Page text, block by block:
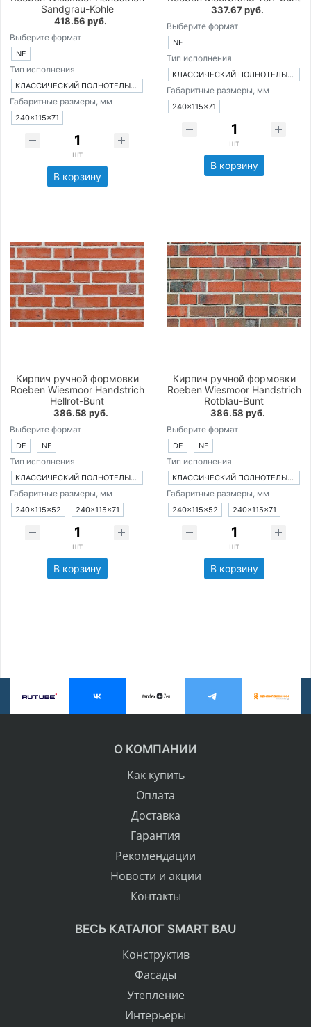
Sandgrau-Kohle
418.56 руб.
Выберите формат
NF
Тип исполнения
КЛАССИЧЕСКИЙ ПОЛНОТЕЛЫЙ КИРПИЧ
Габаритные размеры, мм
240×115×71
шт
В корзину
337.67 руб.
Выберите формат
NF
Тип исполнения
КЛАССИЧЕСКИЙ ПОЛНОТЕЛЫЙ КИРПИЧ
Габаритные размеры, мм
240×115×71
шт
В корзину
Кирпич ручной формовки
Roeben Wiesmoor Handstrich
Hellrot-Bunt
386.58 руб.
Выберите формат
DF NF
Тип исполнения
КЛАССИЧЕСКИЙ ПОЛНОТЕЛЫЙ КИРПИЧ
Габаритные размеры, мм
240×115×52 240×115×71
шт
В корзину
Кирпич ручной формовки
Roeben Wiesmoor Handstrich
Rotblau-Bunt
386.58 руб.
Выберите формат
DF NF
Тип исполнения
КЛАССИЧЕСКИЙ ПОЛНОТЕЛЫЙ КИРПИЧ
Габаритные размеры, мм
240×115×52 240×115×71
шт
В корзину
О КОМПАНИИ
Как купить
Оплата
Доставка
Гарантия
Рекомендации
Новости и акции
Контакты
ВЕСЬ КАТАЛОГ SMART BAU
Конструктив
Фасады
Утепление
Интерьеры